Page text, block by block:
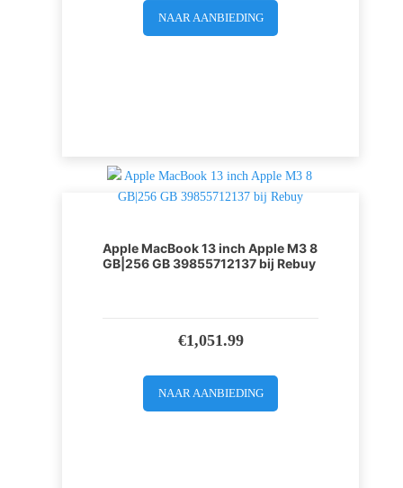
NAAR AANBIEDING
Apple MacBook 13 inch Apple M3 8
GB|256 GB 39855712137 bij Rebuy
€1,051.99
NAAR AANBIEDING